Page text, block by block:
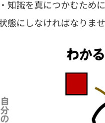
知識を真につかむため
にしなければなりませ